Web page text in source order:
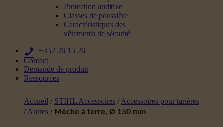
Protection auditive
Classes de poussière
Caractéristiques des
vêtements de sécurité
+352 26 15 26
Contact
Demande de produit
Ressources
Accueil / STIHL Accessoires / Accessoires pour tarières
/ Autres / Mèche à terre, Ø 150 mm